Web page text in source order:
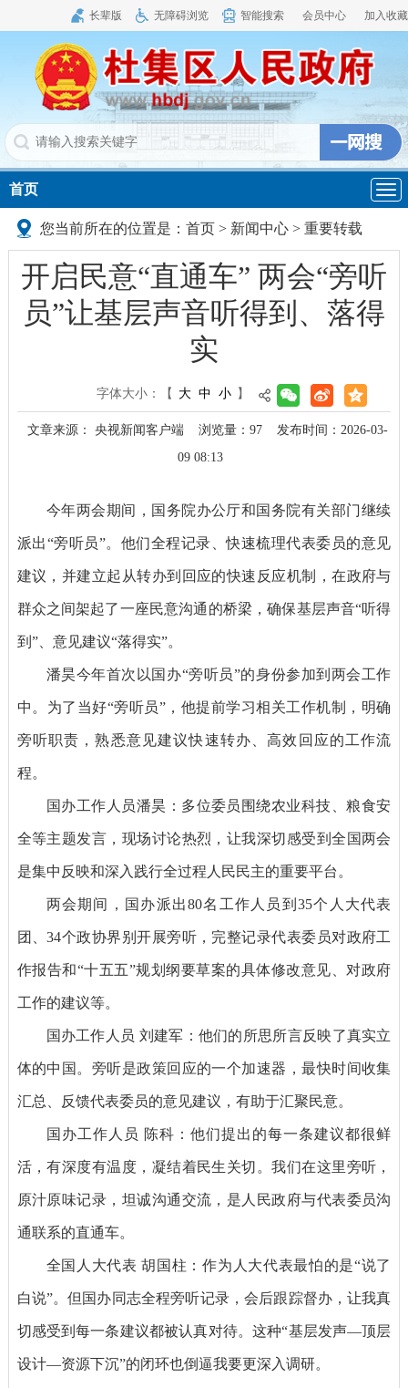
长辈版 无障碍浏览 智能搜索 会员中心 加入收藏
导
航
首页
您当前所在的位置是： 首页> 新闻中心 > 重要转载
开启民意“直通车” 两会“旁听
员”让基层声音听得到、落得
实
字体大小： 【 大 中 小 】
文章来源： 央视新闻客户端 浏览量： 97
发布时间：2026-03-
09 08:13
今年两会期间，国务院办公厅和国务院有关部门继续
派出“旁听员”。他们全程记录、快速梳理代表委员的意见
建议，并建立起从转办到回应的快速反应机制，在政府与
群众之间架起了一座民意沟通的桥梁，确保基层声音“听得
到”、意见建议“落得实”。
潘昊今年首次以国办“旁听员”的身份参加到两会工作
中。为了当好“旁听员”，他提前学习相关工作机制，明确
旁听职责，熟悉意见建议快速转办、高效回应的工作流
程。
国办工作人员潘昊：多位委员围绕农业科技、粮食安
全等主题发言，现场讨论热烈，让我深切感受到全国两会
是集中反映和深入践行全过程人民民主的重要平台。
两会期间，国办派出80名工作人员到35个人大代表
团、34个政协界别开展旁听，完整记录代表委员对政府工
作报告和“十五五”规划纲要草案的具体修改意见、对政府
工作的建议等。
国办工作人员 刘建军：他们的所思所言反映了真实立
体的中国。旁听是政策回应的一个加速器，最快时间收集
汇总、反馈代表委员的意见建议，有助于汇聚民意。
国办工作人员 陈科：他们提出的每一条建议都很鲜
活，有深度有温度，凝结着民生关切。我们在这里旁听，
原汁原味记录，坦诚沟通交流，是人民政府与代表委员沟
通联系的直通车。
全国人大代表 胡国柱：作为人大代表最怕的是“说了
白说”。但国办同志全程旁听记录，会后跟踪督办，让我真
切感受到每一条建议都被认真对待。这种“基层发声—顶层
设计—资源下沉”的闭环也倒逼我要更深入调研。